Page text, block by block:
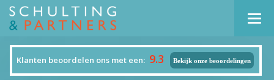
Klanten beoordelen ons met een: 9.3 Bekijk onze beoordelingen